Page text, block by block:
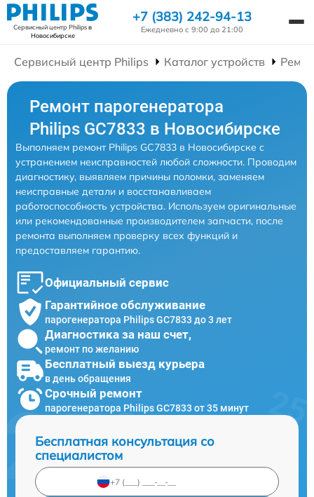
Сервисный центр Philipsв
Новосибирске
+7 (383) 242-94-13
Ежедневно с 9:00 до 21:00
Сервисный центр Philips Каталог устройств
Ремонт парогенератора
Philips GC7833 в Новосибирске
Выполняем ремонт Philips GC7833 в Новосибирске с
устранением неисправностей любой сложности. Проводим
диагностику, выявляем причины поломки, заменяем
неисправные детали и восстанавливаем
работоспособность устройства. Используем оригинальные
или рекомендованные производителем запчасти, после
ремонта выполняем проверку всех функций и
предоставляем гарантию.
Официальный сервис
Гарантийное обслуживание
парогенератора Philips GC7833 до 3 лет
Диагностика за наш счет,
ремонт по желанию
Бесплатный выезд курьера
в день обращения
Срочный ремонт
парогенератора Philips GC7833 от 35 минут
Бесплатная консультация со
специалистом